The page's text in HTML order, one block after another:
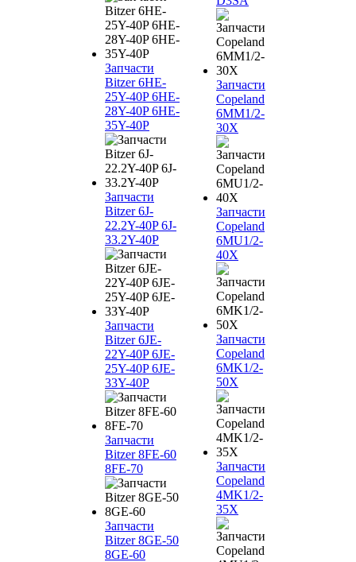
Запчасти
Bitzer 6HE-
25Y-40P 6HE-
28Y-40P 6HE-
35Y-40P
Запчасти
Bitzer 6J-
22.2Y-40P 6J-
33.2Y-40P
Запчасти
Bitzer 6JE-
22Y-40P 6JE-
25Y-40P 6JE-
33Y-40P
Запчасти
Bitzer 8FE-60
8FE-70
Запчасти
Bitzer 8GE-50
8GE-60
Запчасти
Copeland
6MM1/2-
30X
Запчасти
Copeland
6MU1/2-
40X
Запчасти
Copeland
6MK1/2-
50X
Запчасти
Copeland
4MK1/2-
35X